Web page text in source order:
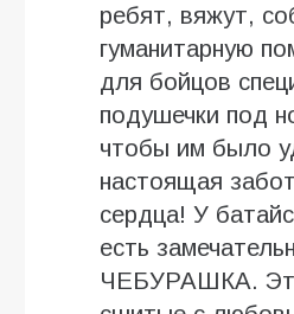
ребят, вяжут,
гуманитарную
для бойцов
подушечки под
чтобы им было
настоящая
сердца! У
есть
ЧЕБУРАШКА.